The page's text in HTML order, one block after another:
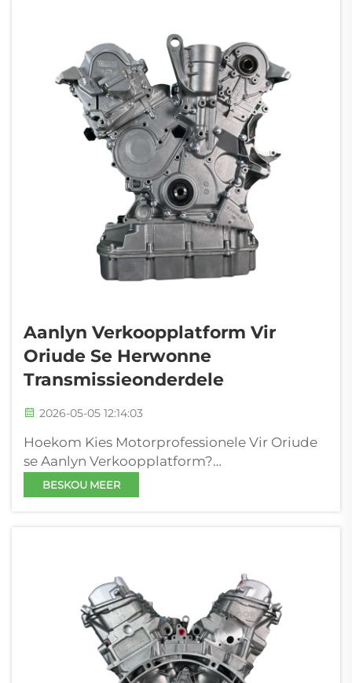
Aanlyn Verkoopplatform Vir
Oriude Se Herwonne
Transmissieonderdele
2026-05-05 12:14:03
Hoekom Kies Motorprofessionele Vir Oriude
se Aanlyn Verkoopplatform?
Motorprofessionele verlaat toenemend op
gespesialiseerde platforms om kritieke
BESKOU MEER